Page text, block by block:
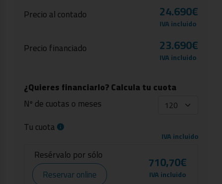
Precio al contado 24.690€
IVA incluido
Precio financiado 23.690€
IVA incluido
¿Quieres financiarlo? Calcula tu cuota
Nº de cuotas o meses
Tu cuota
IVA incluido
Resérvalo por sólo
Reservar online
710,70€
IVA incluido